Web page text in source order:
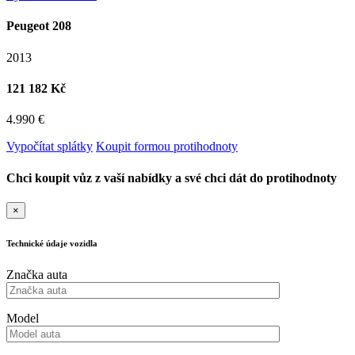
Peugeot 208
2013
121 182 Kč
4.990 €
Vypočítat splátky Koupit formou protihodnoty
Chci koupit vůz z vaší nabídky a své chci dát do protihodnoty
×
Technické údaje vozidla
Značka auta
Model